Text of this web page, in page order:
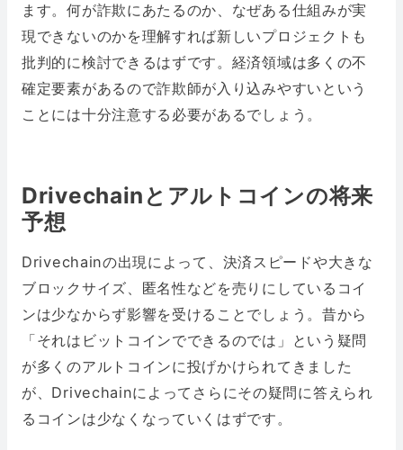
ます。何が詐欺にあたるのか、なぜある仕組みが実
現できないのかを理解すれば新しいプロジェクトも
批判的に検討できるはずです。経済領域は多くの不
確定要素があるので詐欺師が入り込みやすいという
ことには十分注意する必要があるでしょう。
Drivechainとアルトコインの将来
予想
Drivechainの出現によって、決済スピードや大きな
ブロックサイズ、匿名性などを売りにしているコイ
ンは少なからず影響を受けることでしょう。昔から
「それはビットコインでできるのでは」という疑問
が多くのアルトコインに投げかけられてきました
が、Drivechainによってさらにその疑問に答えられ
るコインは少なくなっていくはずです。